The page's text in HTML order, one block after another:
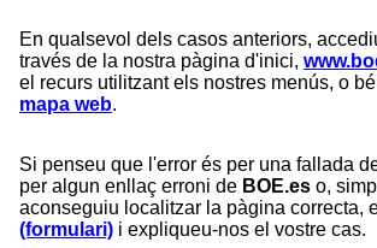
En qualsevol dels casos anteriors,
través de la nostra pàgina d'inici,
el recurs utilitzant els nostres menús, o
mapa web.
Si penseu que l'error és per una fallada
per algun enllaç erroni de BOE.es o,
aconseguiu localitzar la pàgina correcta,
(formulari) i expliqueu-nos el vostre cas.